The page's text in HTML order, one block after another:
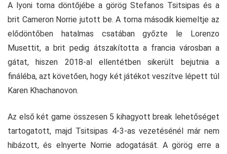
A lyoni torna döntőjébe a görög Stefanos Tsitsipas és a
brit Cameron Norrie jutott be. A torna második kiemeltje az
elődöntőben hatalmas csatában győzte le Lorenzo
Musettit, a brit pedig átszakította a francia városban a
gátat, hiszen 2018-al ellentétben sikerült bejutnia a
fináléba, azt követően, hogy két játékot veszítve lépett túl
Karen Khachanovon.
Az első két game összesen 5 kihagyott break lehetőséget
tartogatott, majd Tsitsipas 4-3-as vezetésénél már nem
hibázott, és elnyerte Norrie adogatását. A görög erre a